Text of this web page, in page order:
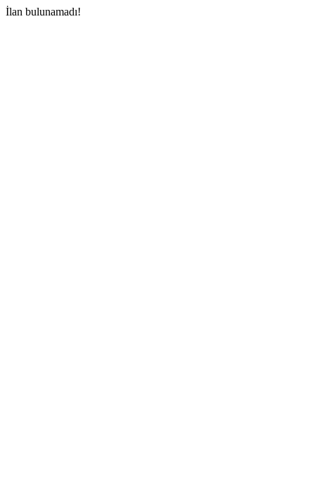
İlan bulunamadı!